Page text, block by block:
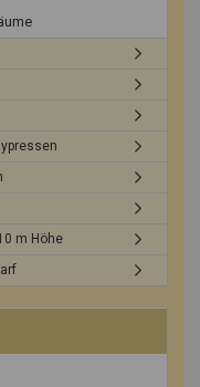
m Höhe